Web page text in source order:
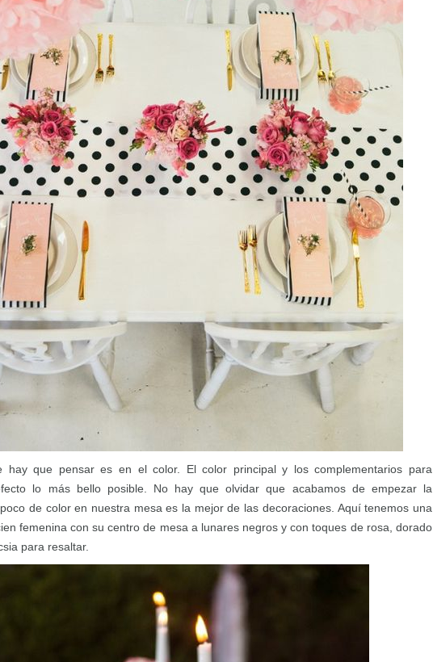
hay que pensar es en el color. El color principal y los complementarios para
lo más bello posible. No hay que olvidar que acabamos de empezar la
de color en nuestra mesa es la mejor de las decoraciones. Aquí tenemos una
femenina con su centro de mesa a lunares negros y con toques de rosa, dorado
para resaltar.